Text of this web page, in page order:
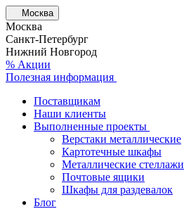
Москва
Москва
Санкт-Петербург
Нижний Новгород
% Акции
Полезная информация
Поставщикам
Наши клиенты
Выполненные проекты
Верстаки металлические
Картотечные шкафы
Металлические стеллажи
Почтовые ящики
Шкафы для раздевалок
Блог